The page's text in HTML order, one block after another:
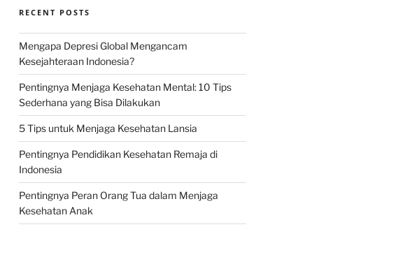
RECENT POSTS
Mengapa Depresi Global Mengancam
Kesejahteraan Indonesia?
Pentingnya Menjaga Kesehatan Mental: 10 Tips
Sederhana yang Bisa Dilakukan
5 Tips untuk Menjaga Kesehatan Lansia
Pentingnya Pendidikan Kesehatan Remaja di
Indonesia
Pentingnya Peran Orang Tua dalam Menjaga
Kesehatan Anak